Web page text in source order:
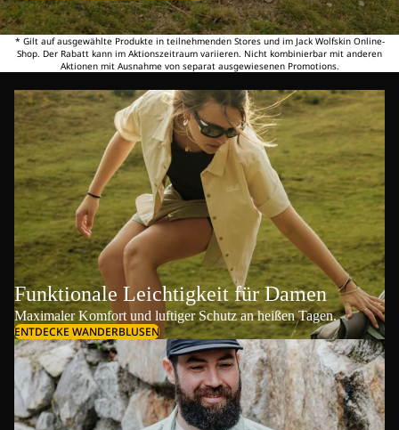
* Gilt auf ausgewählte Produkte in teilnehmenden Stores und im Jack Wolfskin Online-
Shop. Der Rabatt kann im Aktionszeitraum variieren. Nicht kombinierbar mit anderen
Aktionen mit Ausnahme von separat ausgewiesenen Promotions.
Funktionale Leichtigkeit für Damen
Maximaler Komfort und luftiger Schutz an heißen Tagen.
ENTDECKE WANDERBLUSEN